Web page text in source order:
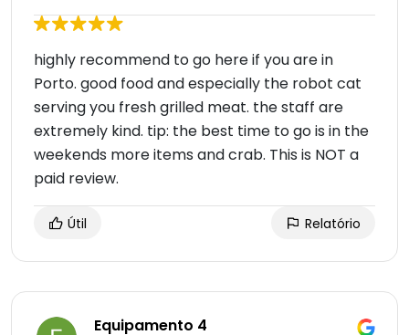
highly recommend to go here if you are in
Porto. good food and especially the robot cat
serving you fresh grilled meat. the staff are
extremely kind. tip: the best time to go is in the
weekends more items and crab. This is NOT a
paid review.
Útil Relatório
Equipamento 4